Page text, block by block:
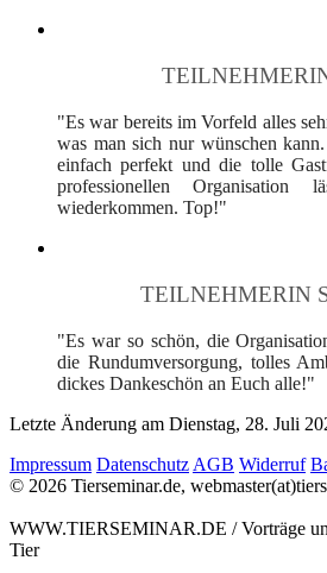
"Es war bereits im Vorfeld alles
was man sich nur wünschen
einfach perfekt und die tolle
professionellen
wiederkommen. Top!"
TEILNEHMERIN
"Es war so schön, die
die Rundumversorgung, tolles
dickes Dankeschön an Euch alle!"
Letzte Änderung am Dienstag, 28. Juli
Impressum DatenschutzAGB Widerruf
© 2026 Tierseminar.de,
WWW.TIERSEMINAR.DE / Vorträge
Tier